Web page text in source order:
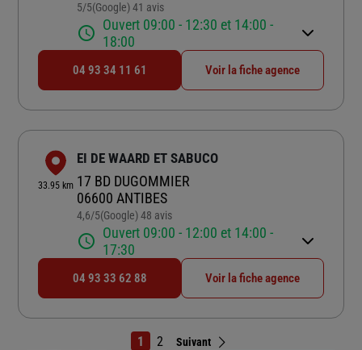
5/5Note de 5 sur 5
(Google) 41 avis
Ouvert 09:00 - 12:30 et 14:00 -
18:00
04 93 34 11 61 Voir la fiche agence
33.95 km
EI DE WAARD ET SABUCO
17 BD DUGOMMIER
06600 ANTIBES
4,6/5Note de 4.6 sur 5
(Google) 48 avis
Ouvert 09:00 - 12:00 et 14:00 -
17:30
04 93 33 62 88 Voir la fiche agence
1 2 Suivant